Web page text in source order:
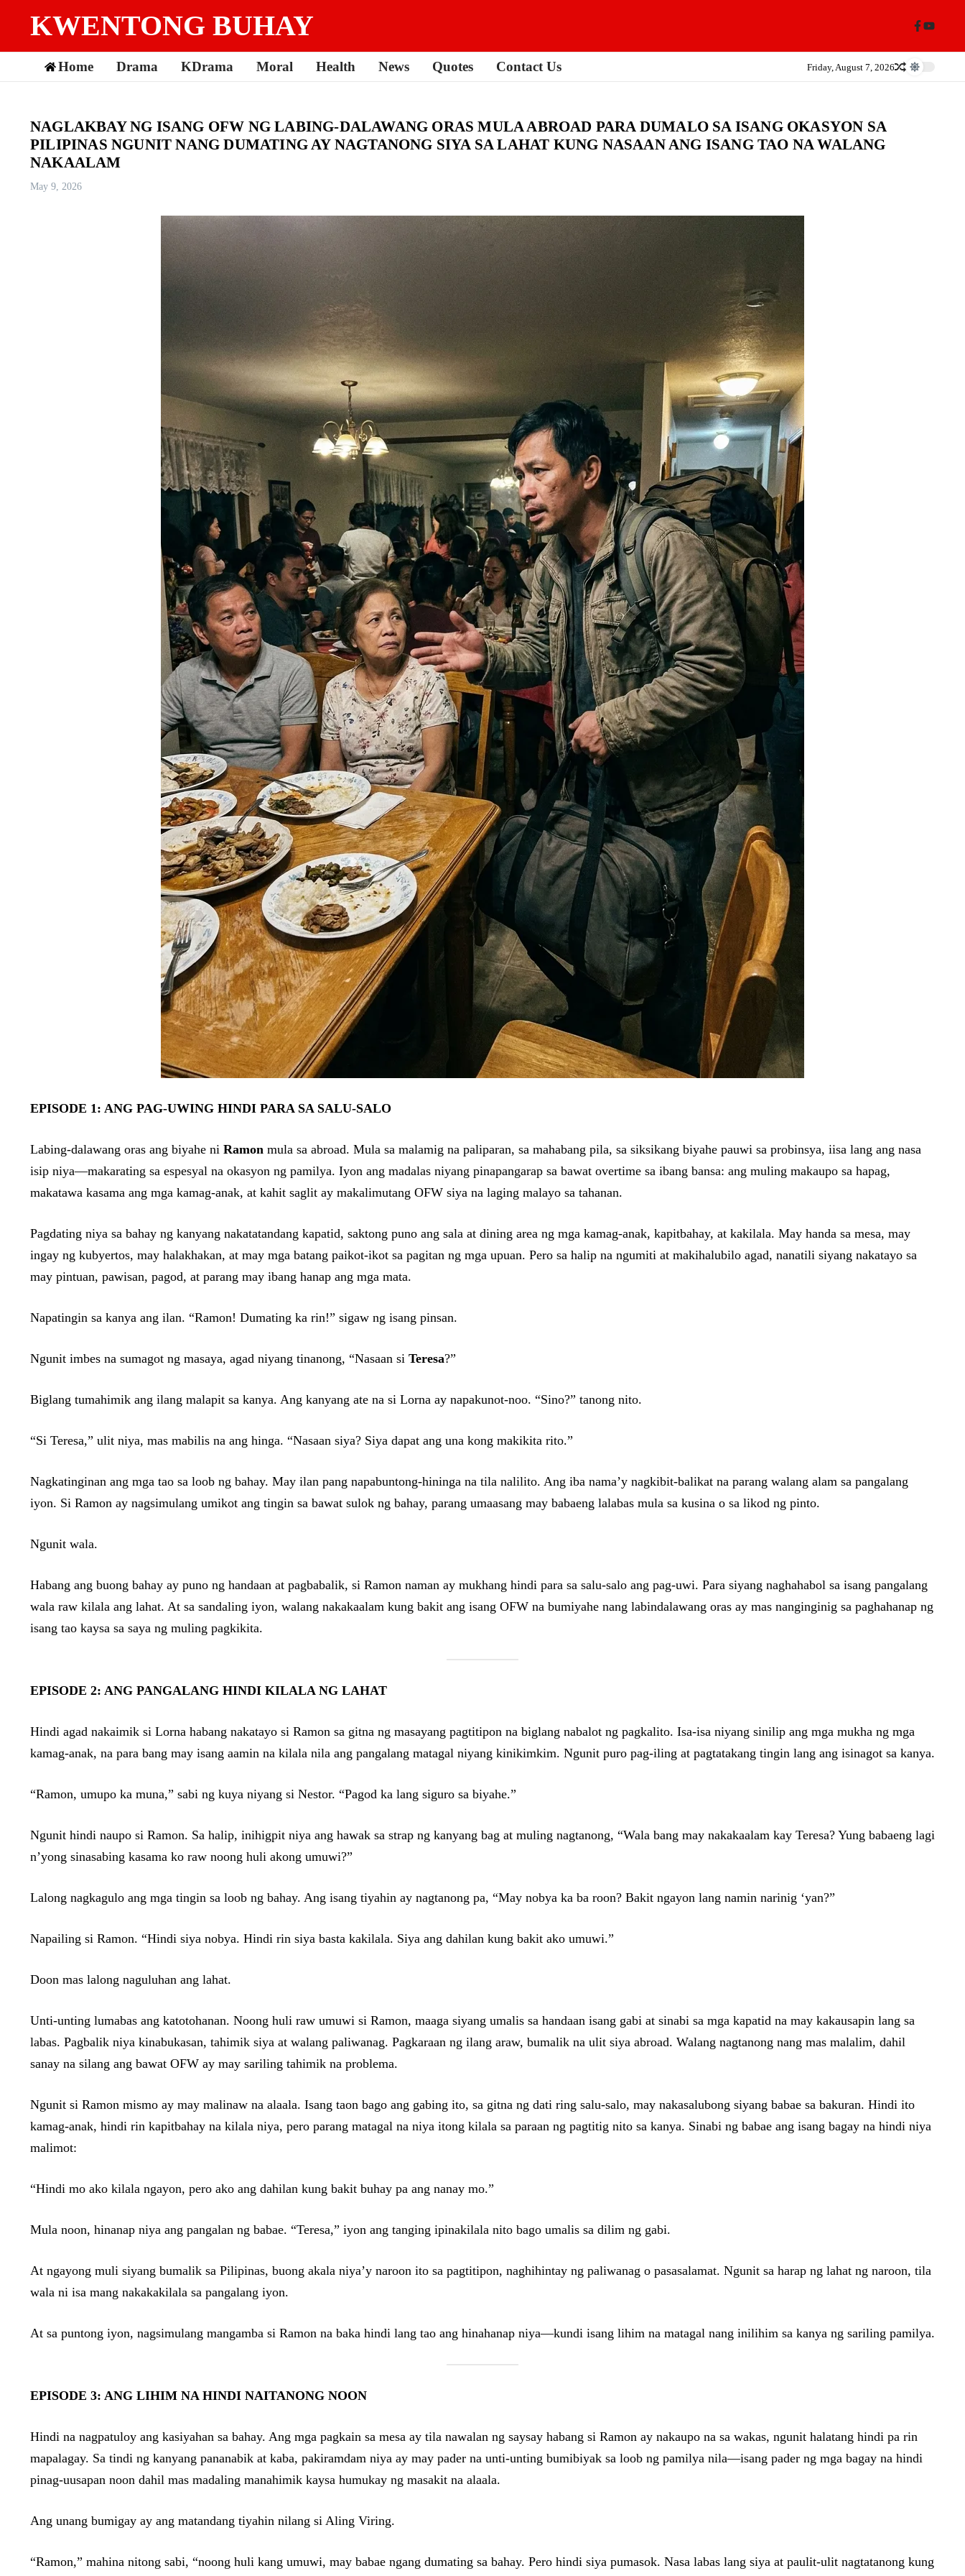
KWENTONG BUHAY
Home Drama KDrama Moral Health News Quotes Contact Us Friday, August 7, 2026
NAGLAKBAY NG ISANG OFW NG LABING-DALAWANG ORAS MULA ABROAD PARA DUMALO SA ISANG OKASYON SA
PILIPINAS NGUNIT NANG DUMATING AY NAGTANONG SIYA SA LAHAT KUNG NASAAN ANG ISANG TAO NA WALANG
NAKAALAM
May 9, 2026
EPISODE 1: ANG PAG-UWING HINDI PARA SA SALU-SALO
Labing-dalawang oras ang biyahe ni Ramon mula sa abroad. Mula sa malamig na paliparan, sa mahabang pila, sa siksikang biyahe pauwi sa probinsya, iisa lang ang nasa
isip niya—makarating sa espesyal na okasyon ng pamilya. Iyon ang madalas niyang pinapangarap sa bawat overtime sa ibang bansa: ang muling makaupo sa hapag,
makatawa kasama ang mga kamag-anak, at kahit saglit ay makalimutang OFW siya na laging malayo sa tahanan.
Pagdating niya sa bahay ng kanyang nakatatandang kapatid, saktong puno ang sala at dining area ng mga kamag-anak, kapitbahay, at kakilala. May handa sa mesa, may
ingay ng kubyertos, may halakhakan, at may mga batang paikot-ikot sa pagitan ng mga upuan. Pero sa halip na ngumiti at makihalubilo agad, nanatili siyang nakatayo sa
may pintuan, pawisan, pagod, at parang may ibang hanap ang mga mata.
Napatingin sa kanya ang ilan. “Ramon! Dumating ka rin!” sigaw ng isang pinsan.
Ngunit imbes na sumagot ng masaya, agad niyang tinanong, “Nasaan si Teresa?”
Biglang tumahimik ang ilang malapit sa kanya. Ang kanyang ate na si Lorna ay napakunot-noo. “Sino?” tanong nito.
“Si Teresa,” ulit niya, mas mabilis na ang hinga. “Nasaan siya? Siya dapat ang una kong makikita rito.”
Nagkatinginan ang mga tao sa loob ng bahay. May ilan pang napabuntong-hininga na tila nalilito. Ang iba nama’y nagkibit-balikat na parang walang alam sa pangalang
iyon. Si Ramon ay nagsimulang umikot ang tingin sa bawat sulok ng bahay, parang umaasang may babaeng lalabas mula sa kusina o sa likod ng pinto.
Ngunit wala.
Habang ang buong bahay ay puno ng handaan at pagbabalik, si Ramon naman ay mukhang hindi para sa salu-salo ang pag-uwi. Para siyang naghahabol sa isang pangalang
wala raw kilala ang lahat. At sa sandaling iyon, walang nakakaalam kung bakit ang isang OFW na bumiyahe nang labindalawang oras ay mas nanginginig sa paghahanap ng
isang tao kaysa sa saya ng muling pagkikita.
EPISODE 2: ANG PANGALANG HINDI KILALA NG LAHAT
Hindi agad nakaimik si Lorna habang nakatayo si Ramon sa gitna ng masayang pagtitipon na biglang nabalot ng pagkalito. Isa-isa niyang sinilip ang mga mukha ng mga
kamag-anak, na para bang may isang aamin na kilala nila ang pangalang matagal niyang kinikimkim. Ngunit puro pag-iling at pagtatakang tingin lang ang isinagot sa kanya.
“Ramon, umupo ka muna,” sabi ng kuya niyang si Nestor. “Pagod ka lang siguro sa biyahe.”
Ngunit hindi naupo si Ramon. Sa halip, inihigpit niya ang hawak sa strap ng kanyang bag at muling nagtanong, “Wala bang may nakakaalam kay Teresa? Yung babaeng lagi
n’yong sinasabing kasama ko raw noong huli akong umuwi?”
Lalong nagkagulo ang mga tingin sa loob ng bahay. Ang isang tiyahin ay nagtanong pa, “May nobya ka ba roon? Bakit ngayon lang namin narinig ‘yan?”
Napailing si Ramon. “Hindi siya nobya. Hindi rin siya basta kakilala. Siya ang dahilan kung bakit ako umuwi.”
Doon mas lalong naguluhan ang lahat.
Unti-unting lumabas ang katotohanan. Noong huli raw umuwi si Ramon, maaga siyang umalis sa handaan isang gabi at sinabi sa mga kapatid na may kakausapin lang sa
labas. Pagbalik niya kinabukasan, tahimik siya at walang paliwanag. Pagkaraan ng ilang araw, bumalik na ulit siya abroad. Walang nagtanong nang mas malalim, dahil
sanay na silang ang bawat OFW ay may sariling tahimik na problema.
Ngunit si Ramon mismo ay may malinaw na alaala. Isang taon bago ang gabing ito, sa gitna ng dati ring salu-salo, may nakasalubong siyang babae sa bakuran. Hindi ito
kamag-anak, hindi rin kapitbahay na kilala niya, pero parang matagal na niya itong kilala sa paraan ng pagtitig nito sa kanya. Sinabi ng babae ang isang bagay na hindi niya
malimot:
“Hindi mo ako kilala ngayon, pero ako ang dahilan kung bakit buhay pa ang nanay mo.”
Mula noon, hinanap niya ang pangalan ng babae. “Teresa,” iyon ang tanging ipinakilala nito bago umalis sa dilim ng gabi.
At ngayong muli siyang bumalik sa Pilipinas, buong akala niya’y naroon ito sa pagtitipon, naghihintay ng paliwanag o pasasalamat. Ngunit sa harap ng lahat ng naroon, tila
wala ni isa mang nakakakilala sa pangalang iyon.
At sa puntong iyon, nagsimulang mangamba si Ramon na baka hindi lang tao ang hinahanap niya—kundi isang lihim na matagal nang inilihim sa kanya ng sariling pamilya.
EPISODE 3: ANG LIHIM NA HINDI NAITANONG NOON
Hindi na nagpatuloy ang kasiyahan sa bahay. Ang mga pagkain sa mesa ay tila nawalan ng saysay habang si Ramon ay nakaupo na sa wakas, ngunit halatang hindi pa rin
mapalagay. Sa tindi ng kanyang pananabik at kaba, pakiramdam niya ay may pader na unti-unting bumibiyak sa loob ng pamilya nila—isang pader ng mga bagay na hindi
pinag-uusapan noon dahil mas madaling manahimik kaysa humukay ng masakit na alaala.
Ang unang bumigay ay ang matandang tiyahin nilang si Aling Viring.
“Ramon,” mahina nitong sabi, “noong huli kang umuwi, may babae ngang dumating sa bahay. Pero hindi siya pumasok. Nasa labas lang siya at paulit-ulit nagtatanong kung